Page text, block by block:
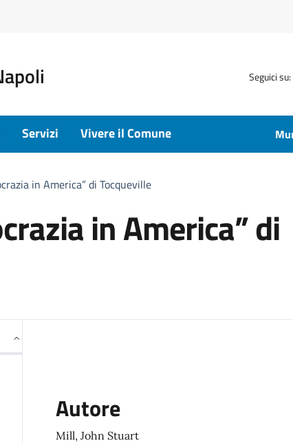
Seguici su:
Servizi Vivere il Comune
in America” di Tocqueville
in America” di
Autore
Mill, John Stuart